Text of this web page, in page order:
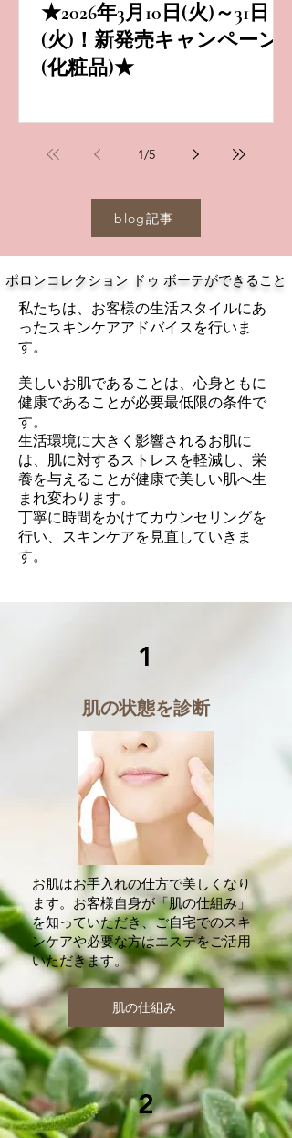
★2026年3月10日(火)～31日
(火)！新発売キャンペーン
(化粧品)★
1/5
blog記事
ポロンコレクション ドゥ ボーテができること
私たちは、お客様の生活スタイルにあ
ったスキンケアアドバイスを行いま
す。
美しいお肌であることは、心身ともに
健康であることが必要最低限の条件で
す。
生活環境に大きく影響されるお肌に
は、肌に対するストレスを軽減し、栄
養を与えることが健康で美しい肌へ生
まれ変わります。
丁寧に時間をかけてカウンセリングを
行い、スキンケアを見直していきま
す。
1
肌の状態を診断
お肌はお手入れの仕方で美しくなり
ます。お客様自身が「肌の仕組み」
を知っていただき、ご自宅でのスキ
ンケアや必要な方はエステをご活用
いただきます。
肌の仕組み
2